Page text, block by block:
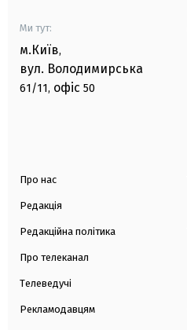
Ми тут:
м.Київ,
вул. Володимирська
61/11, офіс 50
Про нас
Редакція
Редакційна політика
Про телеканал
Телеведучі
Рекламодавцям